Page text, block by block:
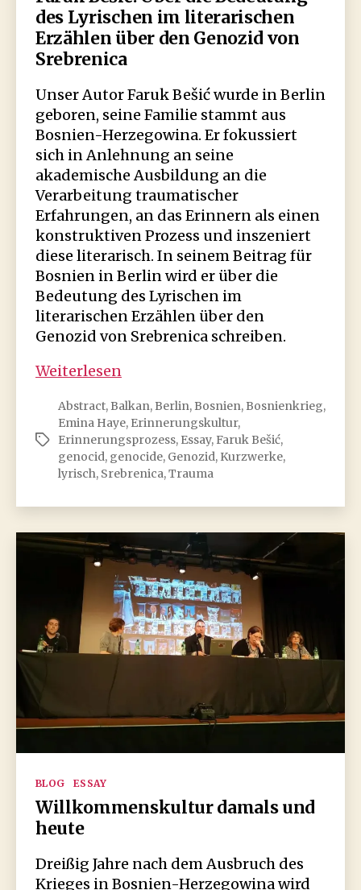
des Lyrischen im literarischen
Erzählen über den Genozid von
Srebrenica
Unser Autor Faruk Bešić wurde in Berlin
geboren, seine Familie stammt aus
Bosnien-Herzegowina. Er fokussiert
sich in Anlehnung an seine
akademische Ausbildung an die
Verarbeitung traumatischer
Erfahrungen, an das Erinnern als einen
konstruktiven Prozess und inszeniert
diese literarisch. In seinem Beitrag für
Bosnien in Berlin wird er über die
Bedeutung des Lyrischen im
literarischen Erzählen über den
Genozid von Srebrenica schreiben.
Weiterlesen
Über
die
Bedeutung
des
im
literarischen
Erzählen
über
den
Genozid
von
Srebrenica
Schlagwörter
Abstract, Balkan, Berlin, Bosnien, Bosnienkrieg,
Emina Haye, Erinnerungskultur,
Erinnerungsprozess, Essay, Faruk Bešić,
genocid, genocide, Genozid, Kurzwerke,
lyrisch, Srebrenica,Trauma
Kategorien
BLOG ESSAY
Willkommenskultur damals und
heute
Dreißig Jahre nach dem Ausbruch des
Krieges in Bosnien-Herzegowina wird